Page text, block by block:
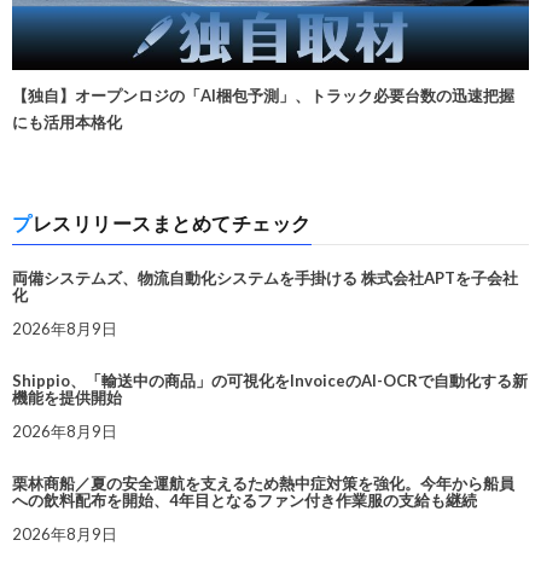
【独自】オープンロジの「AI梱包予測」、トラック必要台数の迅速把握
にも活用本格化
プレスリリースまとめてチェック
両備システムズ、物流自動化システムを手掛ける 株式会社APTを子会社
化
2026年8月9日
Shippio、「輸送中の商品」の可視化をInvoiceのAI-OCRで自動化する新
機能を提供開始
2026年8月9日
栗林商船／夏の安全運航を支えるため熱中症対策を強化。今年から船員
への飲料配布を開始、4年目となるファン付き作業服の支給も継続
2026年8月9日